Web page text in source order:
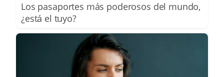
Los pasaportes más poderosos del mundo,
¿está el tuyo?